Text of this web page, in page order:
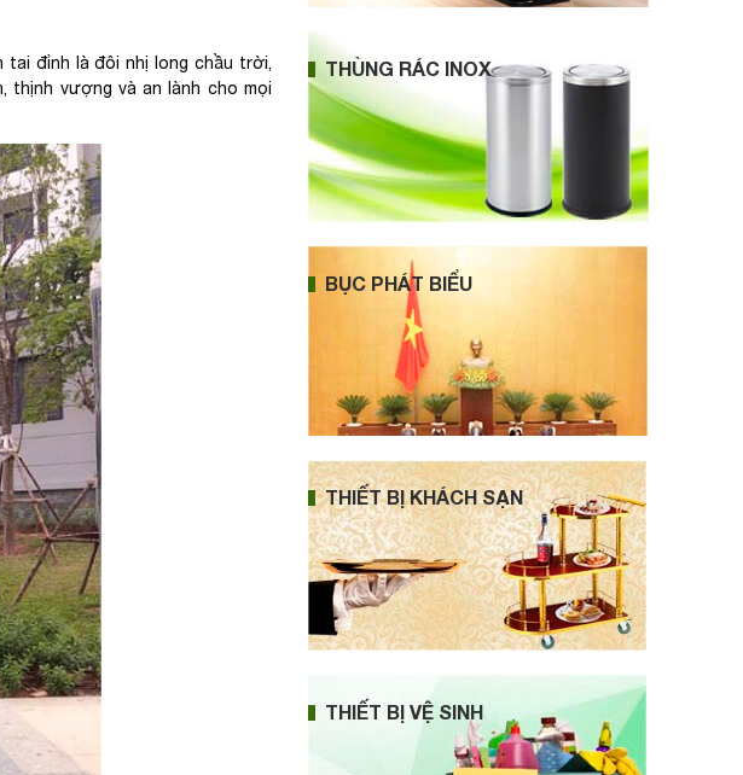
tai đỉnh là đôi nhị long chầu trời,
thịnh vượng và an lành cho mọi
THÙNG RÁC INOX
BỤC PHÁT BIỂU
THIẾT BỊ KHÁCH SẠN
THIẾT BỊ VỆ SINH